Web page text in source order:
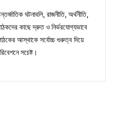
ঘটনাবলি, রাজনীতি, অর্থনীতি,
কাছে দ্রুত ও নির্ভরযোগ্যভাবে
আস্থাকে সর্বোচ্চ গুরুত্ব দিয়ে
সচেষ্ট।